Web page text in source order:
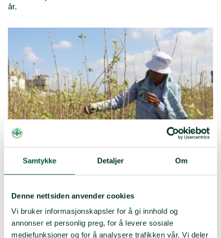
Samtykke Detaljer Om
Denne nettsiden anvender cookies
Vi bruker informasjonskapsler for å gi innhold og
annonser et personlig preg, for å levere sosiale
mediefunksjoner og for å analysere trafikken vår. Vi deler
år.
dem å trenge seg inn for å
ødelegge planter og avlinger